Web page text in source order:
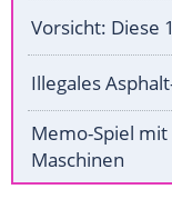
Vorsicht: Diese
Illegales
Memo-Spiel
Maschinen